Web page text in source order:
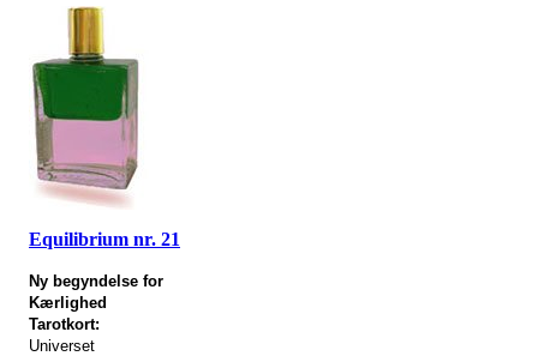
Equilibrium nr. 21
Ny begyndelse for
Kærlighed
Tarotkort:
Universet